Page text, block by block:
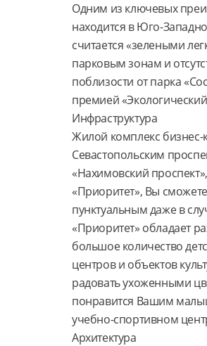
Одним из ключевых
находится в Юго-
считается «зелеными
парковым зонам и
поблизости от парка
премией
Инфраструктура
Жилой комплекс
Севастопольским
«Нахимовский
«Приоритет», Вы
пунктуальным даже в
«Приоритет» обладает
большое количество
центров и объектов
радовать ухоженными
понравится Вашим
учебно-спортивном
Архитектура